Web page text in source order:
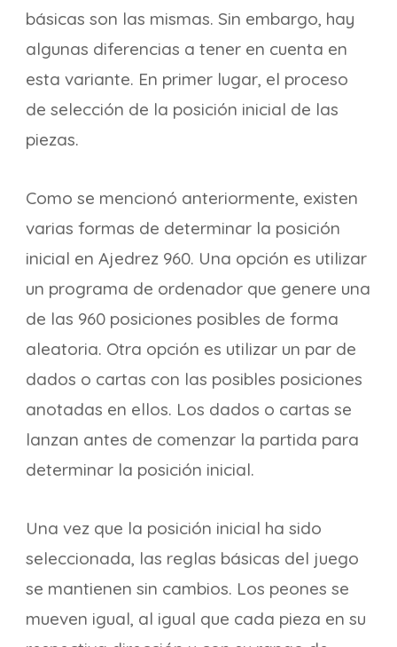
básicas son las mismas. Sin embargo, hay
algunas diferencias a tener en cuenta en
esta variante. En primer lugar, el proceso
de selección de la posición inicial de las
piezas.
Como se mencionó anteriormente, existen
varias formas de determinar la posición
inicial en Ajedrez 960. Una opción es utilizar
un programa de ordenador que genere una
de las 960 posiciones posibles de forma
aleatoria. Otra opción es utilizar un par de
dados o cartas con las posibles posiciones
anotadas en ellos. Los dados o cartas se
lanzan antes de comenzar la partida para
determinar la posición inicial.
Una vez que la posición inicial ha sido
seleccionada, las reglas básicas del juego
se mantienen sin cambios. Los peones se
mueven igual, al igual que cada pieza en su